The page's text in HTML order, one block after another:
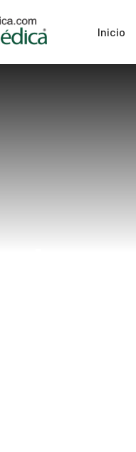
Inicio